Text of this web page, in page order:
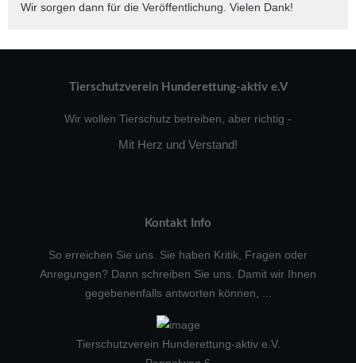
Wir sorgen dann für die Veröffentlichung. Vielen Dank!
Tierschutzverein Hunderettung-aktiv e.V
Wir wollen Tierschutz betreiben, aber richtig -
Mit Herz und Verstand!
Kontakt Info
So erreichen Sie uns. Sie haben Kritik, Fragen oder
Anregungen? Dann schreiben Sie uns. Damit wir Ihnen
gegebenenfalls antworten können, ...
Tierschutzverein Hunderettung-aktiv e.V.